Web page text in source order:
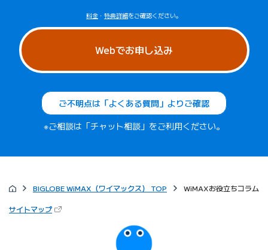
料金 ・ 特典詳細をご確認ください。
Webでお申し込み
ご不明点は「よくある質問」よりご確認
※ご相談は「チャット相談」をご利用ください。
BIGLOBE WiMAX（ワイマックス） TOP WiMAXお役立ちコラム
サイトマップ（新しいタブで開きます）
びっぷるのページ